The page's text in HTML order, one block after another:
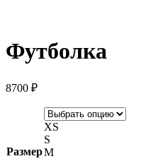
Футболка
8700 ₽
Размер
XS
S
M